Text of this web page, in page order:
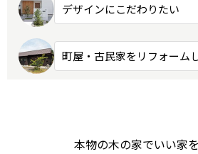
デザインにこだわりたい
町屋・古民家をリフォーム
本物の木の家でいい家